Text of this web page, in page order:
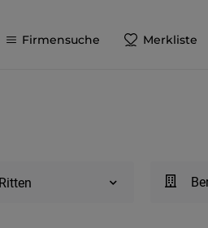
Firmensuche Merkliste
Ritten